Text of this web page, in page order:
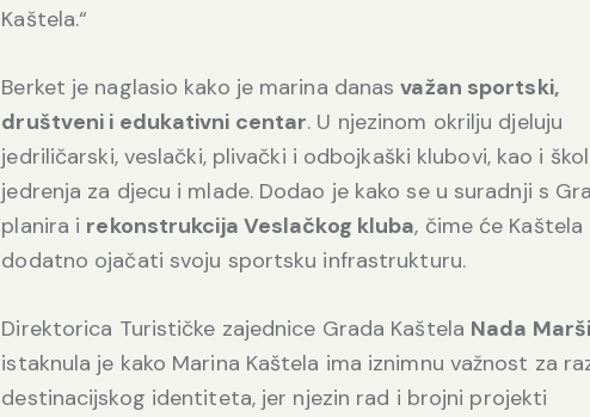
Kaštela.“
Berket je naglasio kako je marina danasvažan sportski,
društveni i edukativni centar. U njezinom okrilju djeluju
jedriličarski, veslački, plivački i odbojkaški klubovi, kao i
jedrenja za djecu i mlade. Dodao je kako se u suradnji s
planira i rekonstrukcija Veslačkog kluba, čime će Kaštela
dodatno ojačati svoju sportsku infrastrukturu.
Direktorica Turističke zajednice Grada Kaštela Nada
istaknula je kako Marina Kaštela ima iznimnu važnost za
destinacijskog identiteta, jer njezin rad i brojni projekti